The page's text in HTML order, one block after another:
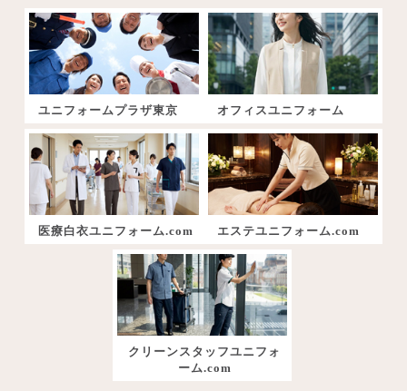
ユニフォームプラザ東京 オフィスユニフォーム
医療白衣ユニフォーム.com エステユニフォーム.com
クリーンスタッフユニフォ
ーム.com